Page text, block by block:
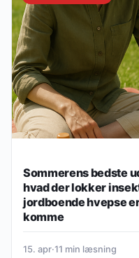
Sommerens bedste
hvad der lokker
jordboende hvepse
komme
15. apr·11 min læsning